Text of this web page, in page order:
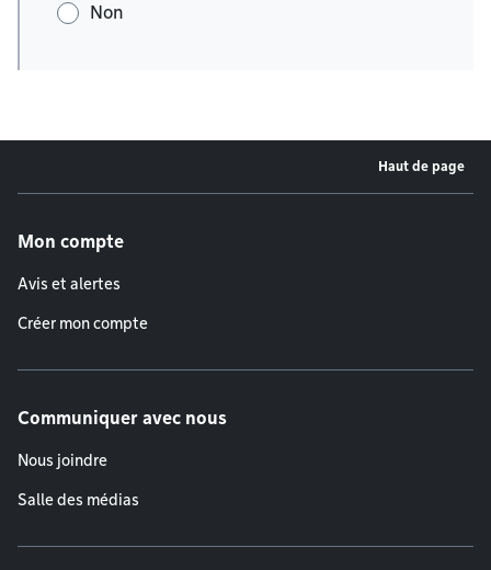
Non
Haut de page
Mon compte
Avis et alertes
Créer mon compte
Communiquer avec nous
Nous joindre
Salle des médias